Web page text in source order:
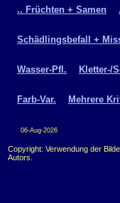
.. Früchten + Samen
Schädlingsbefall +
Wasser-Pfl. Kletter-/
Farb-Var. Mehrere
06-Aug-2026
Copyright: Verwendung der
Autors.